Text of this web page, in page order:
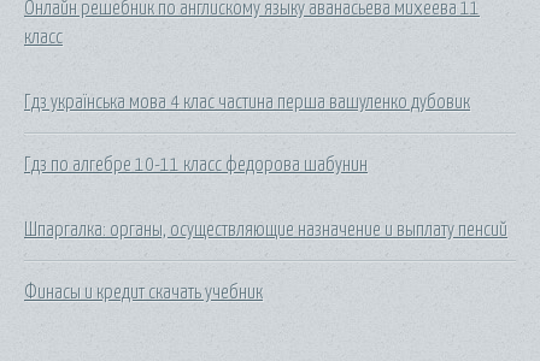
Онлайн решебник по англискому языку аванасьева михеева 11
класс
Гдз українська мова 4 клас частина перша вашуленко дубовик
Гдз по алгебре 10-11 класс федорова шабунин
Шпаргалка: органы, осуществляющие назначение и выплату пенсий
Финасы и кредит скачать учебник